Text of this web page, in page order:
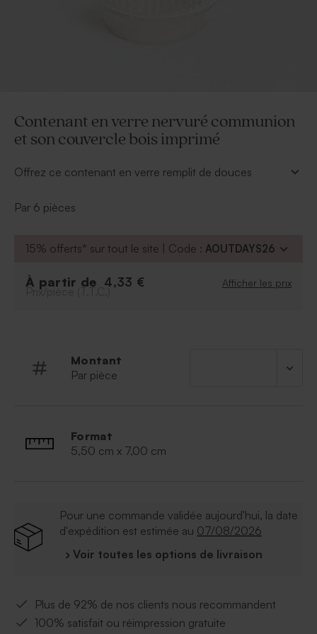
Contenant en verre nervuré communion
et son couvercle bois imprimé
Offrez ce contenant en verre remplit de douces
enfant, ils seront ravis de cette attention.
Se vend par lot de 6 ex
85 dragées lentilles, 25 dragées aux amandes, 3
Par 6 pièces
15% offerts* sur tout le site | Code : AOUTDAYS26
À partir de 4,33 € Afficher les prix
Prix/pièce (T.T.C.)
Montant
Par pièce
Format
5,50 cm x 7,00 cm
Pour une commande validée aujourd'hui, la date
d'expédition est estimée au 07/08/2026
› Voir toutes les options de livraison
Plus de 92% de nos clients nous recommandent
100% satisfait ou réimpression gratuite